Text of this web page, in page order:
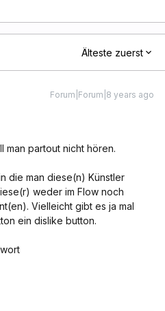
Älteste zuerst
Forum|Forum|8 years ago
man partout nicht hören.
die man diese(n) Künstler
weder im Flow noch
Vielleicht gibt es ja mal
ein dislike button.